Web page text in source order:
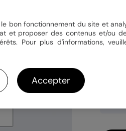
bon fonctionnement du site et
et proposer des contenus et/ou
Pour plus d'informations,
Accepter